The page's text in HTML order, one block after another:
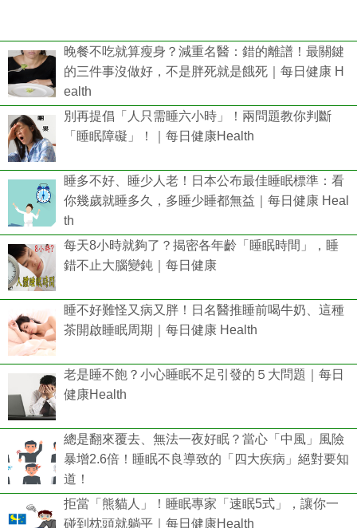
晚餐不吃就算瘦身？減重名醫：錯的離譜！最關鍵
的三件事沒做好，不是胖死就是餓死｜每日健康 H
ealth
別再提倡「人只需睡六小時」！兩問題教你判斷
「睡眠障礙」！｜每日健康Health
睡多不好、睡少人老！日本公布最佳睡眠標準：看
你幾歲就睡多久，多睡少睡都無益｜每日健康 Heal
th
每天8小時就夠了？揭密各年齡「睡眠時間」，睡
錯不止大腦變鈍｜每日健康
睡不好難怪又病又胖！日名醫推睡前喝牛奶、這種
茶開啟睡眠周期｜每日健康 Health
老是睡不飽？小心睡眠不足引發的５大問題｜每日
健康Health
總是翻來覆去、無法一夜好眠？當心「中風」風險
暴增2.6倍！睡眠不良導致的「四大疾病」絕對要知
道！
拒當「熊貓人」！睡眠專家「速眠5式」，讓你一
碰到枕頭就躺平｜每日健康Health